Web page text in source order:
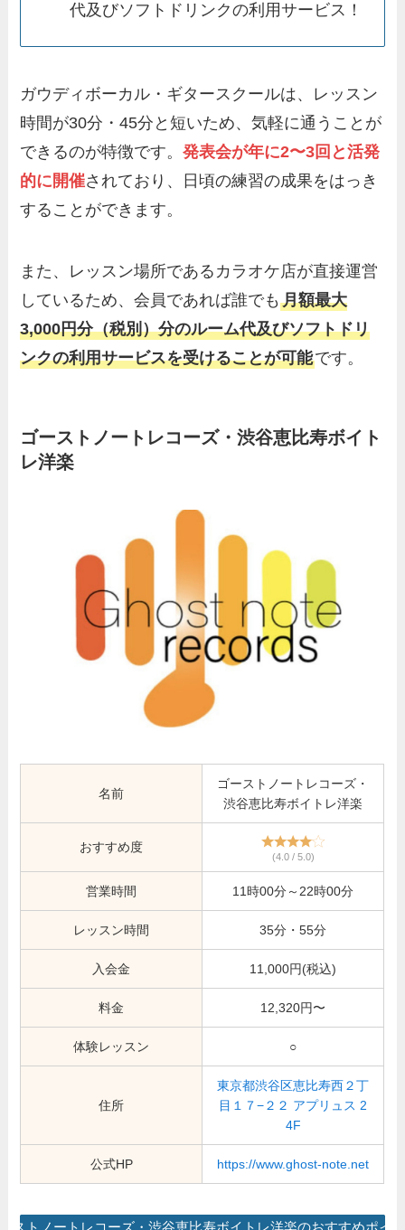
代及びソフトドリンクの利用サービス！
ガウディボーカル・ギタースクールは、レッスン
時間が30分・45分と短いため、気軽に通うことが
できるのが特徴です。発表会が年に2〜3回と活発
的に開催されており、日頃の練習の成果をはっき
することができます。
また、レッスン場所であるカラオケ店が直接運営
しているため、会員であれば誰でも月額最大
3,000円分（税別）分のルーム代及びソフトドリ
ンクの利用サービスを受けることが可能です。
ゴーストノートレコーズ・渋谷恵比寿ボイト
レ洋楽
名前
ゴーストノートレコーズ・
渋谷恵比寿ボイトレ洋楽
おすすめ度
(4.0 / 5.0)
営業時間 11時00分～22時00分
レッスン時間 35分・55分
入会金 11,000円(税込)
料金 12,320円〜
体験レッスン ○
住所
東京都渋谷区恵比寿西２丁
目１７−２２ アプリュス 2
4F
公式HP https://www.ghost-note.net